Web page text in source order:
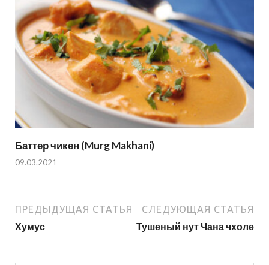
Баттер чикен (Murg Makhani)
09.03.2021
ПРЕДЫДУЩАЯ СТАТЬЯ
Хумус
СЛЕДУЮЩАЯ СТАТЬЯ
Тушеный нут Чана чхоле